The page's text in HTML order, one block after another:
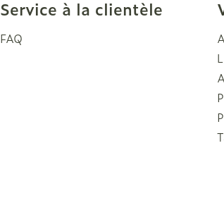
Service à la clientèle
FAQ